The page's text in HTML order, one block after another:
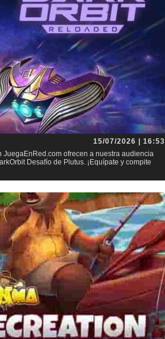
15/07/2026 | 16:53
JuegaEnRed.com ofrecen a nuestra audiencia
Desafío de Plutus. ¡Equípate y compite